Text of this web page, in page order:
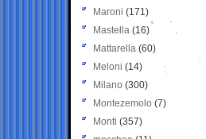
Maroni (171)
Mastella (16)
Mattarella (60)
Meloni (14)
Milano (300)
Montezemolo (7)
Monti (357)